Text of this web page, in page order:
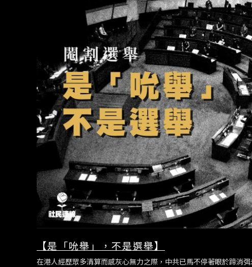
【是「吮舉」，不是選舉】
在港人經歷眾多清算而感灰心無力之際，中共已馬不停著眼於蹄消